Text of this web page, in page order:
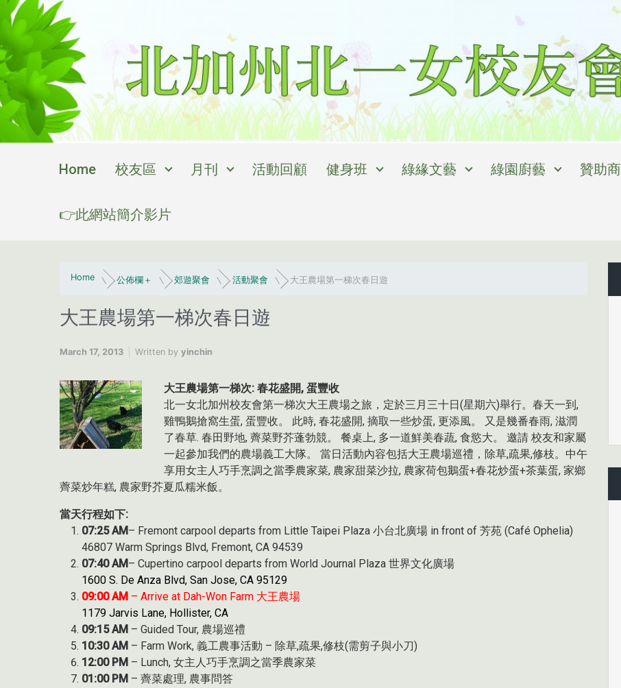
Skip to main content
Home 校友區 月刊 活動回顧 健身班 綠緣文藝 綠園廚藝 贊助商
👉此網站簡介影片
Home 公佈欄＋ 郊遊聚會 活動聚會 大王農場第一梯次春日遊
大王農場第一梯次春日遊
March 17, 2013 Written by yinchin
大王農場第一梯次: 春花盛開, 蛋豐收
北一女北加州校友會第一梯次大王農場之旅，定於三月三十日(星期六)舉行。春天一到,
雞鴨鵝搶窩生蛋, 蛋豐收。 此時, 春花盛開, 摘取一些炒蛋, 更添風。 又是幾番春雨, 滋潤
了春草. 春田野地, 薺菜野芥蓬勃競。 餐桌上, 多一道鮮美春蔬, 食慾大。 邀請 校友和家屬
一起參加我們的農場義工大隊。 當日活動內容包括大王農場巡禮，除草,疏果,修枝。中午
享用女主人巧手烹調之當季農家菜, 農家甜菜沙拉, 農家荷包鵝蛋+春花炒蛋+茶葉蛋, 家鄉
薺菜炒年糕, 農家野芥夏瓜糯米飯。
當天行程如下:
07:25 AM – Fremont carpool departs from Little Taipei Plaza 小台北廣場 in front of 芳苑 (Café Ophelia)
46807 Warm Springs Blvd, Fremont, CA 94539
07:40 AM – Cupertino carpool departs from World Journal Plaza 世界文化廣場
1600 S. De Anza Blvd, San Jose, CA 95129
09:00 AM – Arrive at Dah-Won Farm 大王農場
1179 Jarvis Lane, Hollister, CA
09:15 AM – Guided Tour, 農場巡禮
10:30 AM – Farm Work, 義工農事活動 – 除草,疏果,修枝(需剪子與小刀)
12:00 PM – Lunch, 女主人巧手烹調之當季農家菜
01:00 PM – 薺菜處理, 農事問答